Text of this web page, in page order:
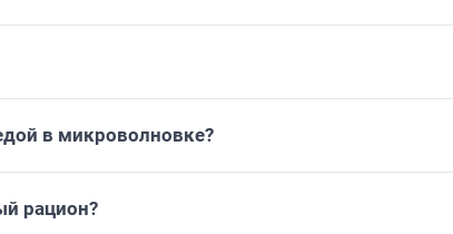
в микроволновке?
рацион?